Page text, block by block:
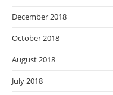
December 2018
October 2018
August 2018
July 2018